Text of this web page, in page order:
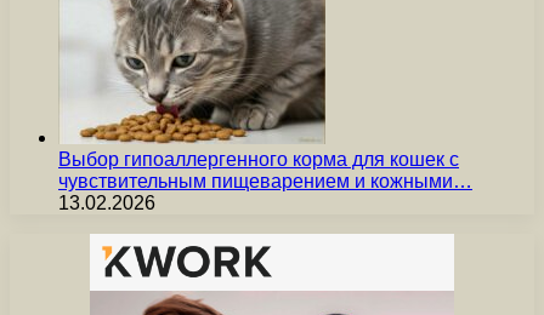
Выбор гипоаллергенного корма для кошек с
чувствительным пищеварением и кожными…
13.02.2026